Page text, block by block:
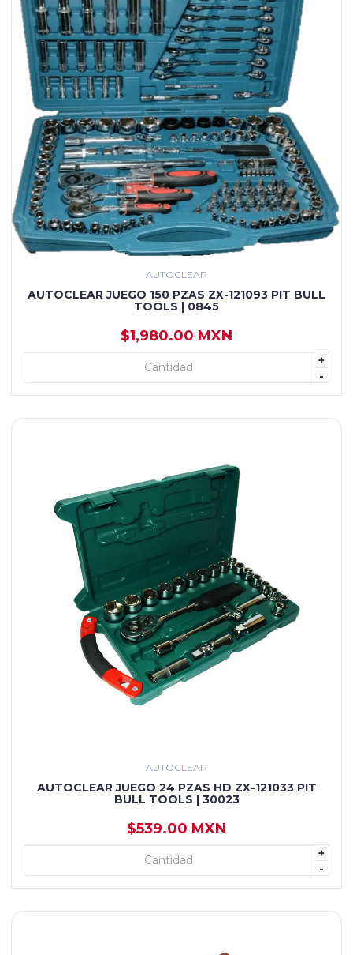
AUTOCLEAR
AUTOCLEAR JUEGO 150 PZAS ZX-121093 PIT BULL
TOOLS | 0845
$1,980.00 MXN
+
-
+ AGREGAR
AUTOCLEAR
AUTOCLEAR JUEGO 24 PZAS HD ZX-121033 PIT
BULL TOOLS | 30023
$539.00 MXN
+
-
+ AGREGAR